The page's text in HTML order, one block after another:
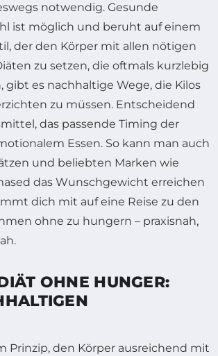
notwendig. Gesunde
ist möglich und beruht auf einem
der den Körper mit allen nötigen
zu setzen, die oftmals kurzlebig
es nachhaltige Wege, die Kilos
zu müssen. Entscheidend
das passende Timing der
Essen. So kann man auch
und beliebten Marken wie
das Wunschgewicht erreichen
dich mit auf eine Reise zu den
ohne zu hungern – praxisnah,
OHNE HUNGER:
Prinzip, den Körper ausreichend mit